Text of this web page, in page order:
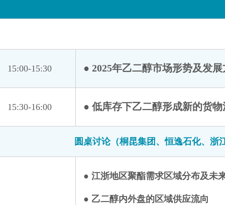
15:00-15:30 ● 2025年乙二醇市场形势及发
15:30-16:00 ● 低库存下乙二醇形成新的货
圆桌讨论（桐昆集团、恒逸石化、
● 江浙地区聚酯需求区域分布及未
● 乙二醇内外盘的区域供应流向
Fidelity Energy捷诚能源公司
北京循原科技有限公司
大连商品交易所
福能期货股份有限公司
浙江前程石化股份有限公司
浙江宇丰机械有限公司
中国石油天然气股份有限公司华南化工销售分公司 中